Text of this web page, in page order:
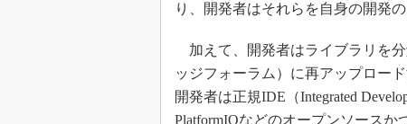
り、開発者はそれらを自身の開発
加えて、開発者はライブラリを分
ッジフォーラム）に再アップロー
開発者は正規IDE（Integrated
PlatformIOなどのオープンソースか